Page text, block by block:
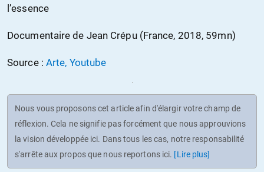
l’essence
Documentaire de Jean Crépu (France, 2018, 59mn)
Source : Arte, Youtube
Nous vous proposons cet article afin d'élargir votre champ de
réflexion. Cela ne signifie pas forcément que nous approuvions
la vision développée ici. Dans tous les cas, notre responsabilité
s'arrête aux propos que nous reportons ici. [Lire plus]